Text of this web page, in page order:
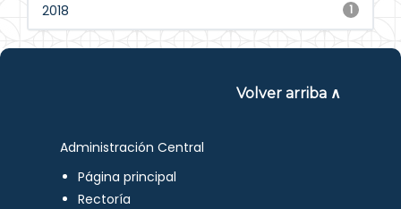
1
2018
Volver arriba ∧
Administración Central
Página principal
Rectoría